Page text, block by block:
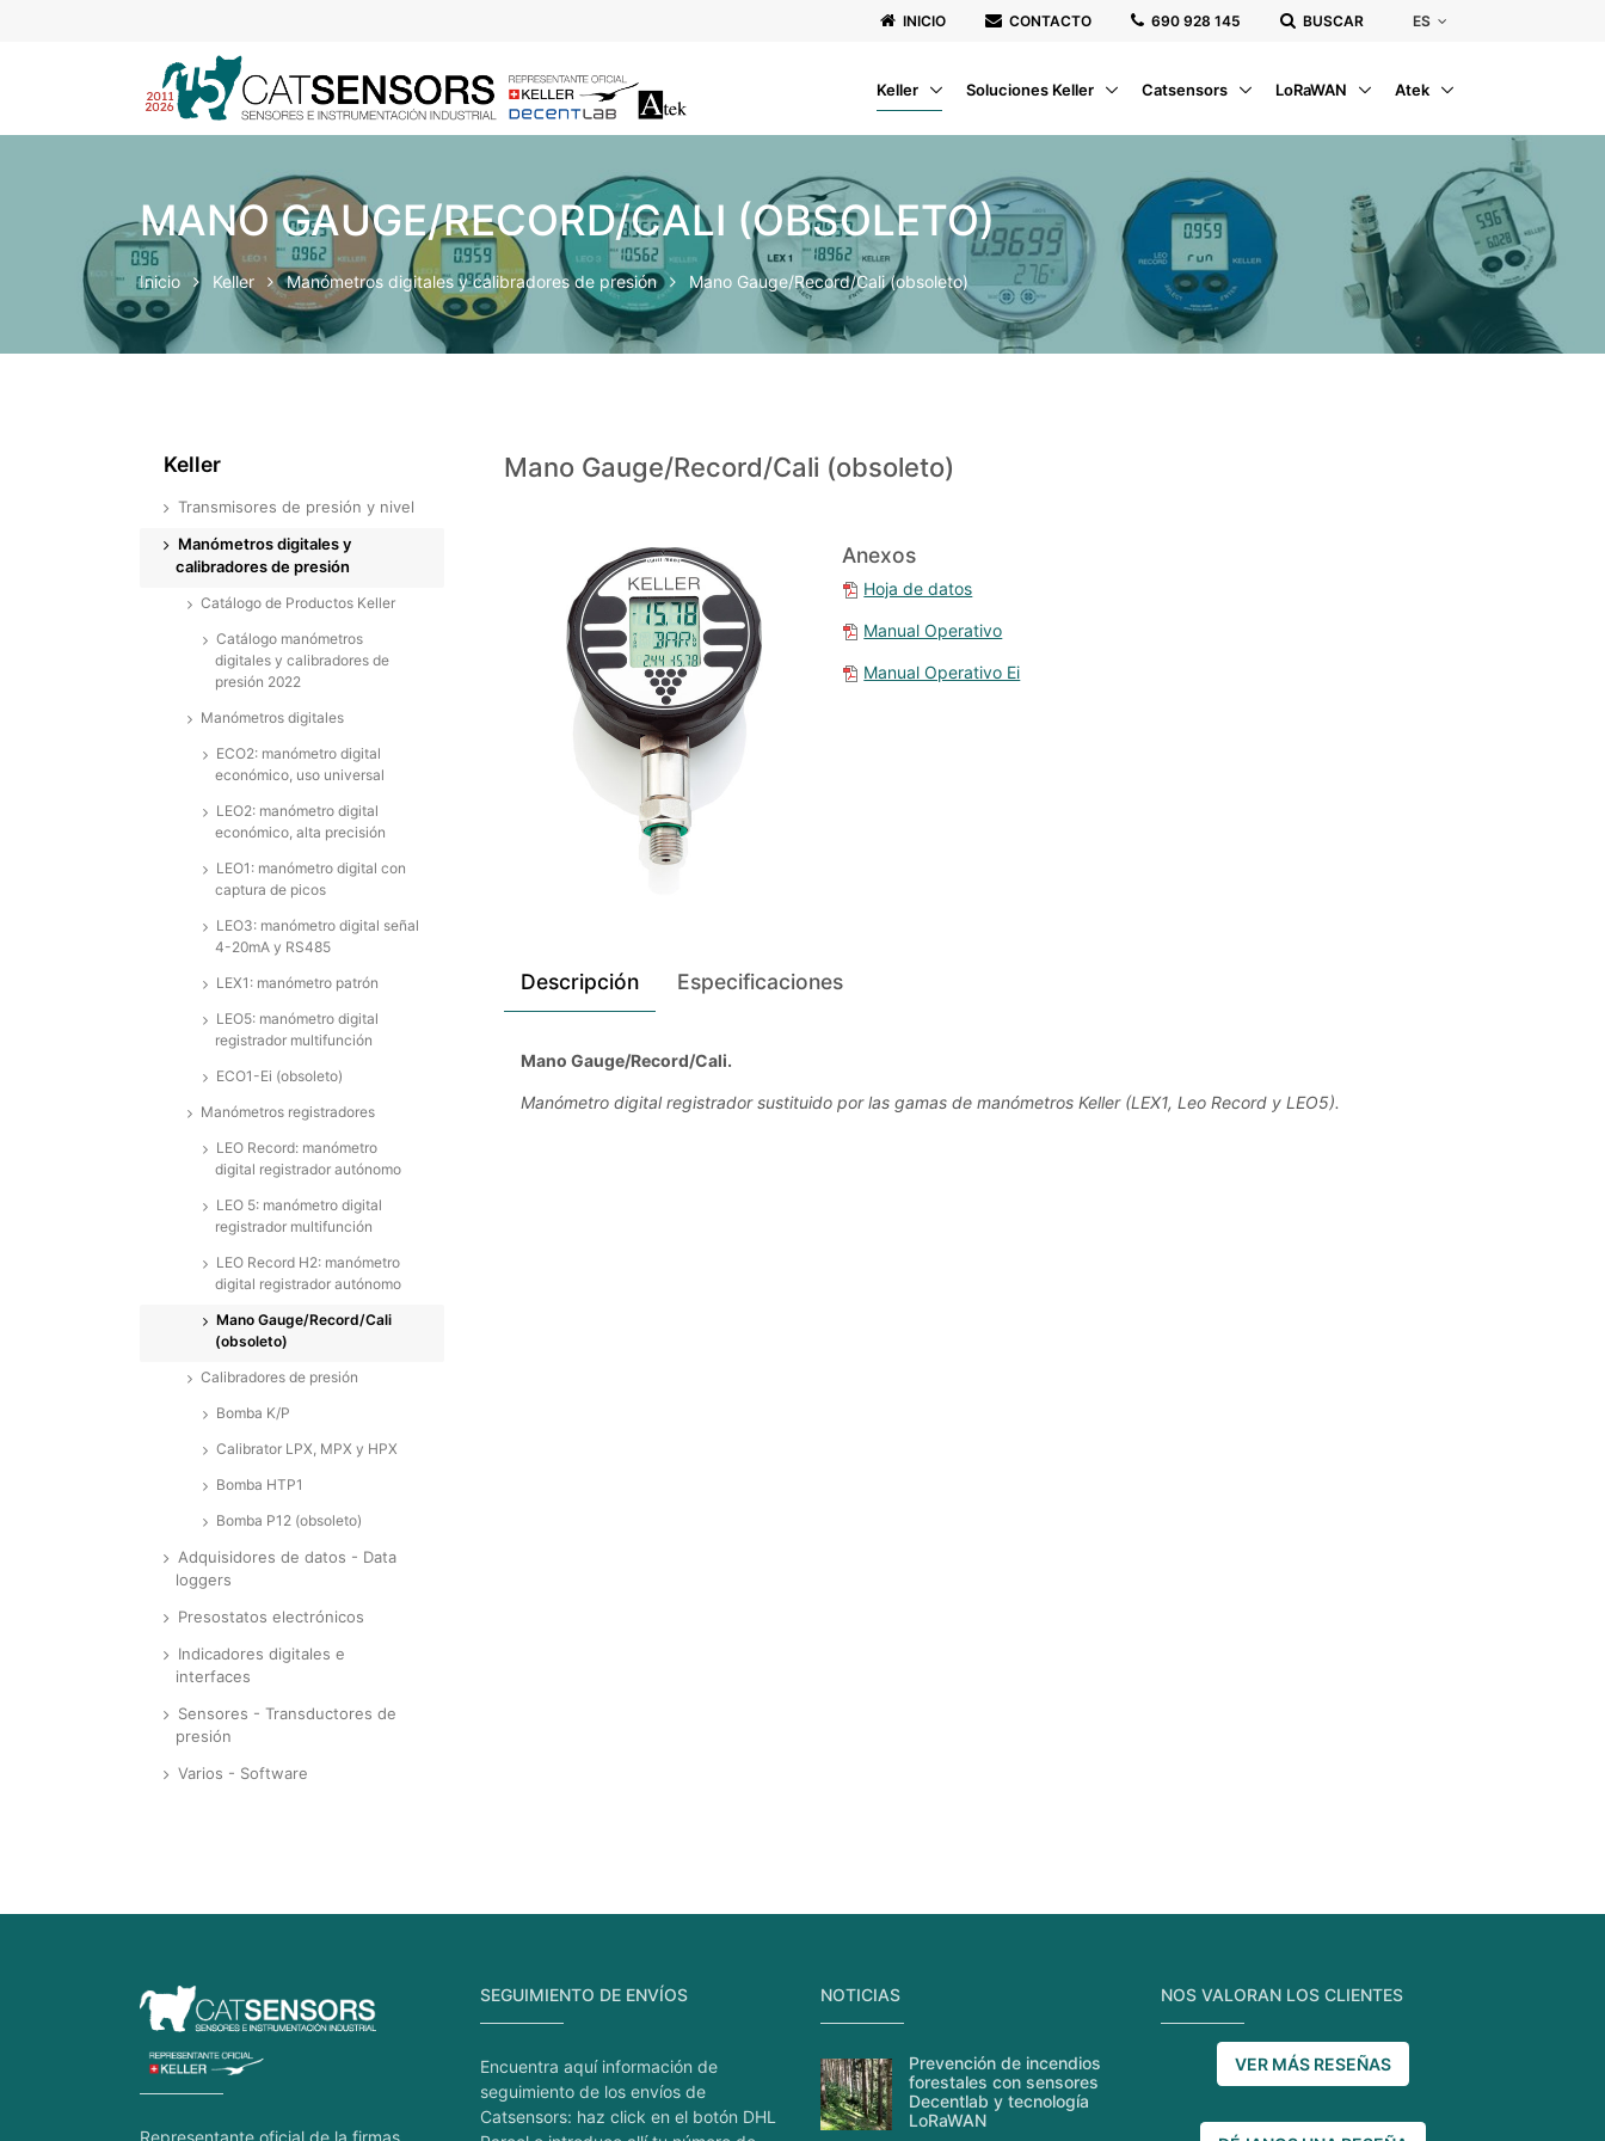
INICIO CONTACTO ‭690 928 145‬ BUSCAR ES
Keller Soluciones Keller Catsensors LoRaWAN Atek
MANO GAUGE/RECORD/CALI (OBSOLETO)
Inicio Keller Manómetros digitales y calibradores de presión Mano Gauge/Record/Cali (obsoleto)
Keller
Transmisores de presión y nivel
Manómetros digitales y
calibradores de presión
Catálogo de Productos Keller
Catálogo manómetros
digitales y calibradores de
presión 2022
Manómetros digitales
ECO2: manómetro digital
económico, uso universal
LEO2: manómetro digital
económico, alta precisión
LEO1: manómetro digital con
captura de picos
LEO3: manómetro digital señal
4-20mA y RS485
LEX1: manómetro patrón
LEO5: manómetro digital
registrador multifunción
ECO1-Ei (obsoleto)
Manómetros registradores
LEO Record: manómetro
digital registrador autónomo
LEO 5: manómetro digital
registrador multifunción
LEO Record H2: manómetro
digital registrador autónomo
Mano Gauge/Record/Cali
(obsoleto)
Calibradores de presión
Bomba K/P
Calibrator LPX, MPX y HPX
Bomba HTP1
Bomba P12 (obsoleto)
Adquisidores de datos - Data
loggers
Presostatos electrónicos
Indicadores digitales e
interfaces
Sensores - Transductores de
presión
Varios - Software
Mano Gauge/Record/Cali (obsoleto)
Anexos
Hoja de datos
Manual Operativo
Manual Operativo Ei
Descripción Especificaciones
Mano Gauge/Record/Cali.
Manómetro digital registrador sustituido por las gamas de manómetros Keller (LEX1, Leo Record y LEO5).
Representante oficial de la firmas
SEGUIMIENTO DE ENVÍOS
Encuentra aquí información de
seguimiento de los envíos de
Catsensors: haz click en el botón DHL
NOTICIAS
Prevención de incendios
forestales con sensores
Decentlab y tecnología
LoRaWAN
NOS VALORAN LOS CLIENTES
VER MÁS RESEÑAS